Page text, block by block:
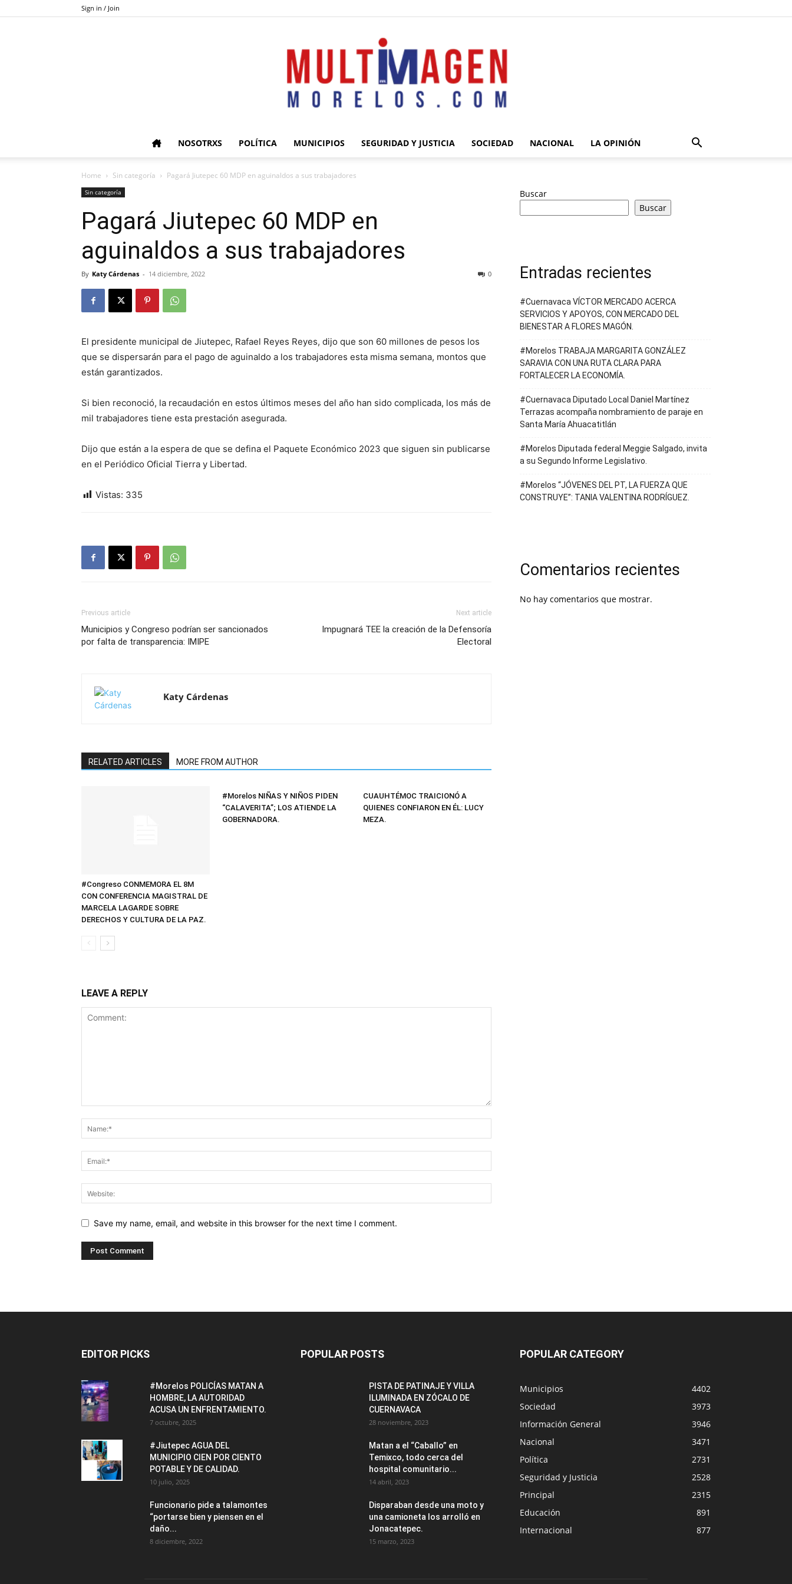
Sign in / Join
NOSOTRXS POLÍTICA MUNICIPIOS SEGURIDAD Y JUSTICIA SOCIEDAD NACIONAL LA OPINIÓN
Home Sin categoría Pagará Jiutepec 60 MDP en aguinaldos a sus trabajadores
Sin categoría
Pagará Jiutepec 60 MDP en
aguinaldos a sus trabajadores
By Katy Cárdenas - 14 diciembre, 2022 0
El presidente municipal de Jiutepec, Rafael Reyes Reyes, dijo que son 60 millones de pesos los
que se dispersarán para el pago de aguinaldo a los trabajadores esta misma semana, montos que
están garantizados.
Si bien reconoció, la recaudación en estos últimos meses del año han sido complicada, los más de
mil trabajadores tiene esta prestación asegurada.
Dijo que están a la espera de que se defina el Paquete Económico 2023 que siguen sin publicarse
en el Periódico Oficial Tierra y Libertad.
Vistas: 335
Previous article
Municipios y Congreso podrían ser sancionados
por falta de transparencia: IMIPE
Next article
Impugnará TEE la creación de la Defensoría
Electoral
Katy Cárdenas
RELATED ARTICLES MORE FROM AUTHOR
#Congreso CONMEMORA EL 8M
CON CONFERENCIA MAGISTRAL DE
MARCELA LAGARDE SOBRE
DERECHOS Y CULTURA DE LA PAZ.
#Morelos NIÑAS Y NIÑOS PIDEN
“CALAVERITA”; LOS ATIENDE LA
GOBERNADORA.
CUAUHTÉMOC TRAICIONÓ A
QUIENES CONFIARON EN ÉL: LUCY
MEZA.
LEAVE A REPLY
Save my name, email, and website in this browser for the next time I comment.
Buscar
Buscar
Entradas recientes
#Cuernavaca VÍCTOR MERCADO ACERCA
SERVICIOS Y APOYOS, CON MERCADO DEL
BIENESTAR A FLORES MAGÓN.
#Morelos TRABAJA MARGARITA GONZÁLEZ
SARAVIA CON UNA RUTA CLARA PARA
FORTALECER LA ECONOMÍA.
#Cuernavaca Diputado Local Daniel Martínez
Terrazas acompaña nombramiento de paraje en
Santa María Ahuacatitlán
#Morelos Diputada federal Meggie Salgado, invita
a su Segundo Informe Legislativo.
#Morelos “JÓVENES DEL PT, LA FUERZA QUE
CONSTRUYE”: TANIA VALENTINA RODRÍGUEZ.
Comentarios recientes
No hay comentarios que mostrar.
EDITOR PICKS
#Morelos POLICÍAS MATAN A
HOMBRE, LA AUTORIDAD
ACUSA UN ENFRENTAMIENTO.
7 octubre, 2025
#Jiutepec AGUA DEL
MUNICIPIO CIEN POR CIENTO
POTABLE Y DE CALIDAD.
10 julio, 2025
Funcionario pide a talamontes
“portarse bien y piensen en el
daño...
8 diciembre, 2022
POPULAR POSTS
PISTA DE PATINAJE Y VILLA
ILUMINADA EN ZÓCALO DE
CUERNAVACA
28 noviembre, 2023
Matan a el “Caballo” en
Temixco, todo cerca del
hospital comunitario...
14 abril, 2023
Disparaban desde una moto y
una camioneta los arrolló en
Jonacatepec.
15 marzo, 2023
POPULAR CATEGORY
Municipios
4402
Sociedad
3973
Información General
3946
Nacional
3471
Política
2731
Seguridad y Justicia
2528
Principal
2315
Educación
891
Internacional
877